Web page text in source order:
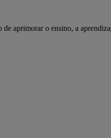
aprimorar o ensino, a